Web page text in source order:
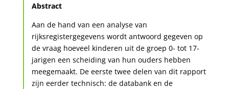
Abstract
Aan de hand van een analyse van
rijksregistergegevens wordt antwoord gegeven op
de vraag hoeveel kinderen uit de groep 0- tot 17-
jarigen een scheiding van hun ouders hebben
meegemaakt. De eerste twee delen van dit rapport
zijn eerder technisch: de databank en de